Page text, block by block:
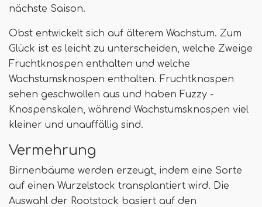
nächste Saison.
Obst entwickelt sich auf älterem Wachstum. Zum
Glück ist es leicht zu unterscheiden, welche Zweige
Fruchtknospen enthalten und welche
Wachstumsknospen enthalten. Fruchtknospen
sehen geschwollen aus und haben Fuzzy -
Knospenskalen, während Wachstumsknospen viel
kleiner und unauffällig sind.
Vermehrung
Birnenbäume werden erzeugt, indem eine Sorte
auf einen Wurzelstock transplantiert wird. Die
Auswahl der Rootstock basiert auf den